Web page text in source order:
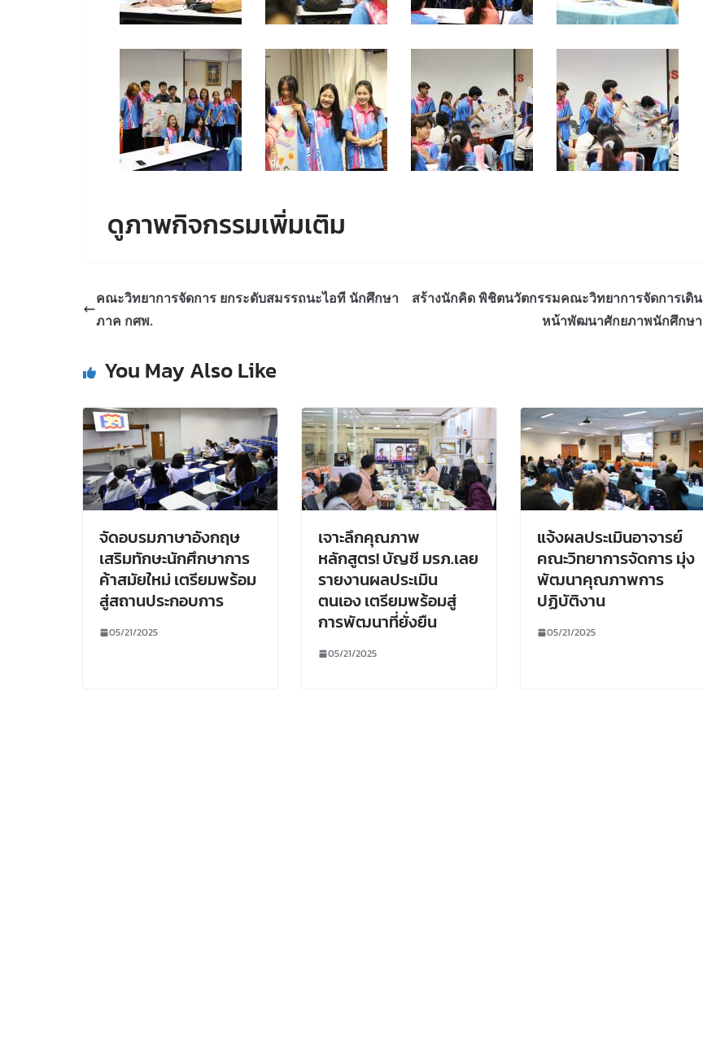
ดูภาพกิจกรรมเพิ่มเติม
คณะวิทยาการจัดการ ยกระดับสมรรถนะไอที นักศึกษา
ภาค กศพ.
สร้างนักคิด พิชิตนวัตกรรมคณะวิทยาการจัดการเดิน
หน้าพัฒนาศักยภาพนักศึกษา
You May Also Like
จัดอบรมภาษาอังกฤษ
เสริมทักษะนักศึกษาการ
ค้าสมัยใหม่ เตรียมพร้อม
สู่สถานประกอบการ
05/21/2025
เจาะลึกคุณภาพ
หลักสูตร! บัญชี มรภ.เลย
รายงานผลประเมิน
ตนเอง เตรียมพร้อมสู่
การพัฒนาที่ยั่งยืน
05/21/2025
แจ้งผลประเมินอาจารย์
คณะวิทยาการจัดการ มุ่ง
พัฒนาคุณภาพการ
ปฏิบัติงาน
05/21/2025